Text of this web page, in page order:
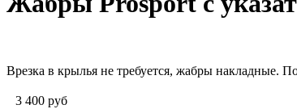
Врезка в крылья не требуется, жабры накладные.
3 400 руб